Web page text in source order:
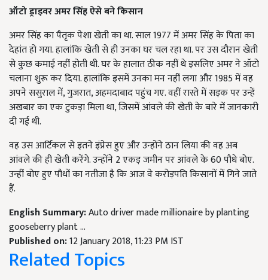
ऑटो ड्राइवर अमर सिंह ऐसे बने किसान
अमर सिंह का पैतृक पेशा खेती का था. साल 1977 में अमर सिंह के पिता का
देहांत हो गया. हालांकि खेती से ही उनका घर चल रहा था. पर उस दौरान खेती
से कुछ कमाई नहीं होती थी. घर के हालात ठीक नहीं थे इसलिए अमर ने ऑटो
चलाना शुरू कर दिया. हालांकि इसमें उनका मन नहीं लगा और 1985 में वह
अपने ससुराल में, गुजरात, अहमदाबाद पहुंच गए. वहीं रास्ते में सड़क पर उन्हें
अखबार का एक टुकड़ा मिला था, जिसमें आंवले की खेती के बारे में जानकारी
दी गई थी.
वह उस आर्टिकल से इतने इंप्रेस हुए और उन्होंने ठान लिया की वह अब
आंवले की ही खेती करेंगे. उन्होंने 2 एकड़ जमीन पर आंवले के 60 पौधे बोए.
उन्हीं बोए हुए पौधों का नतीजा है कि आज वे करोड़पति किसानों में गिने जाते
हैं.
English Summary:Auto driver made millionaire by planting
gooseberry plant ...
Published on:12 January 2018, 11:23 PM IST
Related Topics